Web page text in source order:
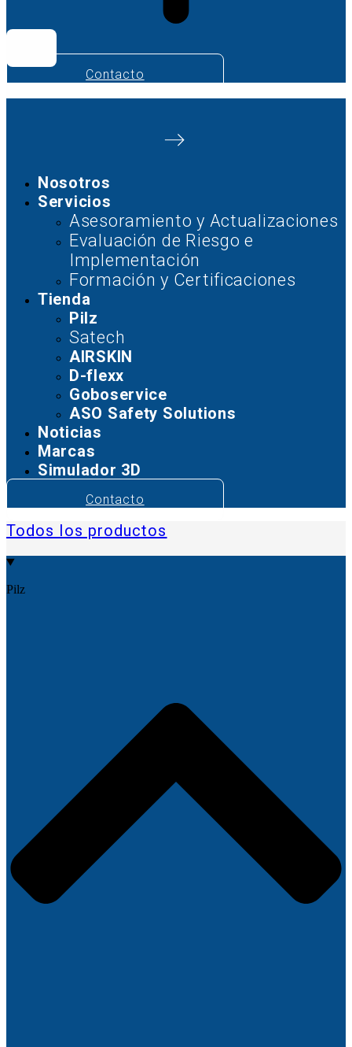
Contacto
Nosotros
Servicios
Asesoramiento y Actualizaciones
Evaluación de Riesgo e
Implementación
Formación y Certificaciones
Tienda
Pilz
Satech
AIRSKIN
D-flexx
Goboservice
ASO Safety Solutions
Noticias
Marcas
Simulador 3D
Contacto
Todos los productos
Pilz